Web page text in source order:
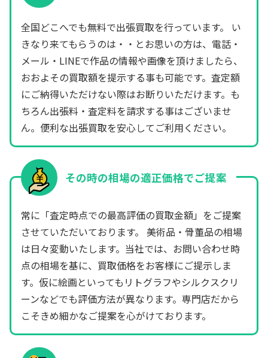
全国どこへでも無料で出張買取を行っています。 い
きなり来てもらうのは・・とお思いの方は、電話・
メール・LINEで作品の情報や画像を頂けましたら、
おおよその買取額を提示する事も可能です。査定額
にご納得いただけない際はお断りいただけます。も
ちろん出張料・査定料を請求する事はございませ
ん。便利な出張買取を安心してご利用ください。
その時の相場の適正価格でご提案
常に「査定時点での最高評価の買取金額」をご提案
させていただいております。 美術品・骨董品の相場
は日々変動いたします。当社では、お問い合わせ時
点の相場を基に、買取価格をお客様にご提示しま
す。仮に絵画といってもリトグラフやシルクスクリ
ーンなどでも評価方法が異なります。専門店だから
こそきめ細かなご提案を心がけております。